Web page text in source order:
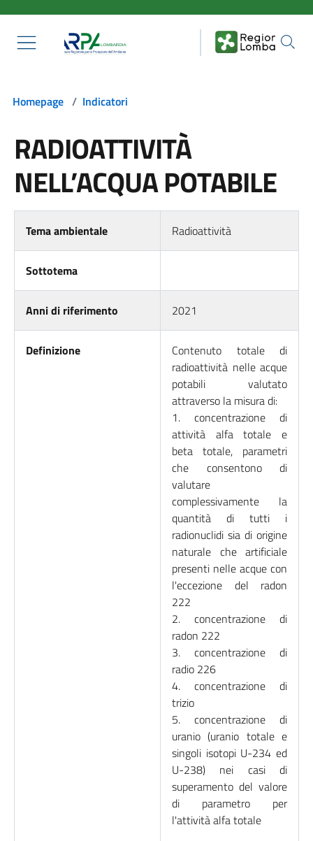
Homepage / Indicatori
RADIOATTIVITÀ
NELL’ACQUA POTABILE
Tema ambientale Radioattività
Sottotema
Anni di riferimento 2021
Definizione
Contenuto totale di
radioattività nelle acque
potabili valutato
attraverso la misura di:
1. concentrazione di
attività alfa totale e
beta totale, parametri
che consentono di
valutare
complessivamente la
quantità di tutti i
radionuclidi sia di origine
naturale che artificiale
presenti nelle acque con
l'eccezione del radon
222
2. concentrazione di
radon 222
3. concentrazione di
radio 226
4. concentrazione di
trizio
5. concentrazione di
uranio (uranio totale e
singoli isotopi U-234 ed
U-238) nei casi di
superamento del valore
di parametro per
l'attività alfa totale